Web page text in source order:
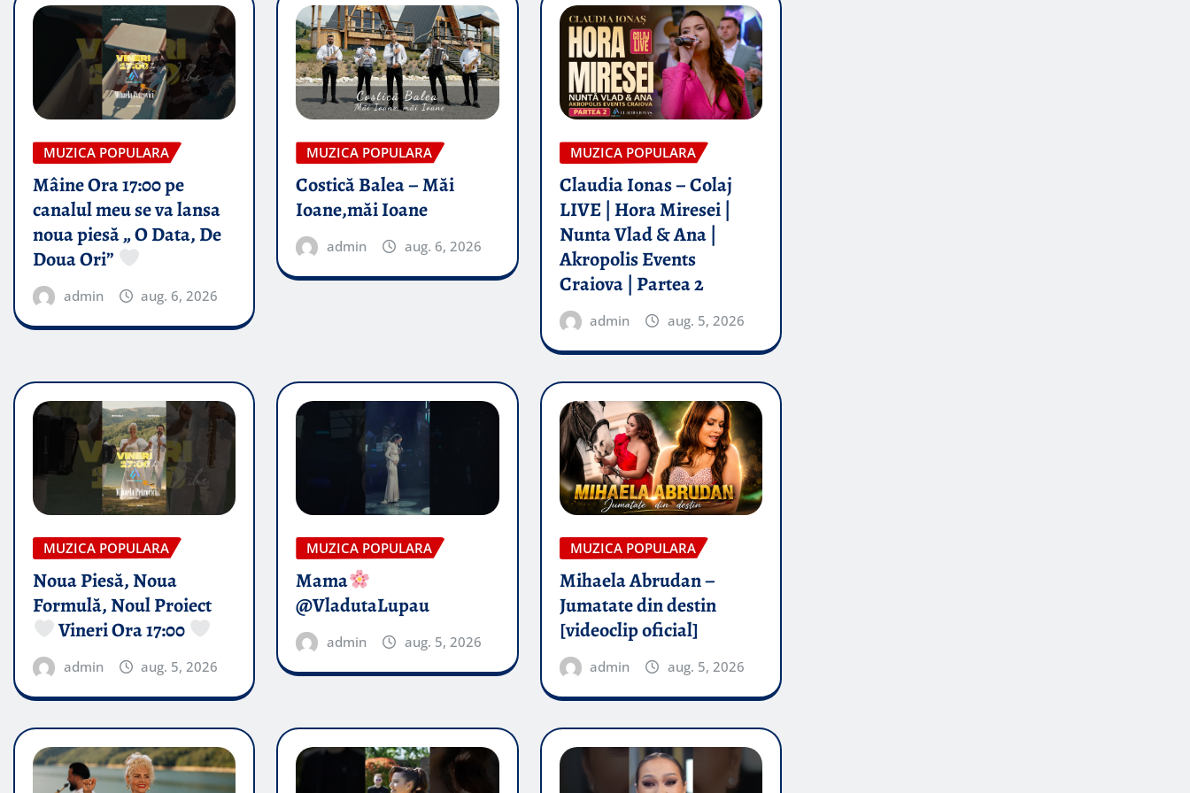
MUZICA POPULARA
Mâine Ora 17:00 pe
canalul meu se va lansa
noua piesă „ O Data, De
Doua Ori”
admin aug. 6, 2026
MUZICA POPULARA
Costică Balea – Măi
Ioane,măi Ioane
admin aug. 6, 2026
MUZICA POPULARA
Claudia Ionas – Colaj
LIVE | Hora Miresei |
Nunta Vlad & Ana |
Akropolis Events
Craiova | Partea 2
admin aug. 5, 2026
MUZICA POPULARA
Noua Piesă, Noua
Formulă, Noul Proiect
Vineri Ora 17:00
admin aug. 5, 2026
MUZICA POPULARA
Mama
@VladutaLupau
admin aug. 5, 2026
MUZICA POPULARA
Mihaela Abrudan –
Jumatate din destin
[videoclip oficial]
admin aug. 5, 2026